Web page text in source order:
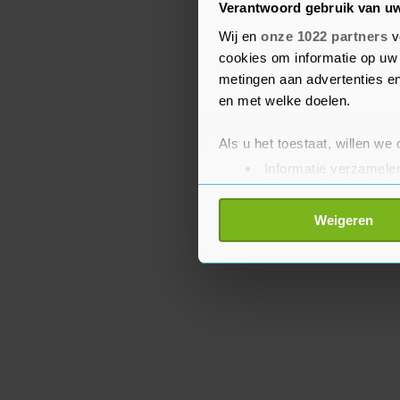
Verantwoord gebruik van
Wij en onze 1022 partners
cookies om informatie op
metingen aan advertenties
en met welke doelen.
Als u het toestaat, willen we
Informatie
Uw apparaat
Lees meer over hoe uw
toestemming op elk moment
Weigeren
door te bouwen aan
voor is. Ook moeten er
worden gegeven voor
buiten dorpen en